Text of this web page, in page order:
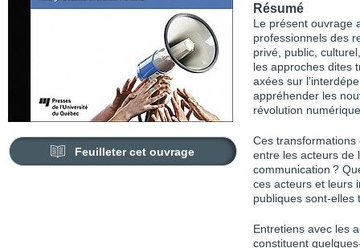
Feuilleter cet ouvrage
Résumé
Le présent ouvrage
professionnels des
privé, public,
les approches dites
axées sur
appréhender les
révolution
Ces
entre les acteurs de
communication ?
ces acteurs et leurs
publiques sont-elles
Entretiens avec les
constituent